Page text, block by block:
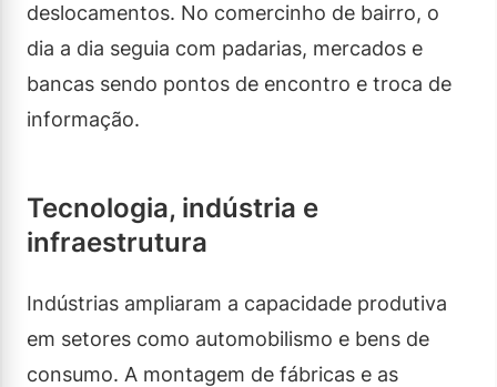
deslocamentos. No comercinho de bairro, o
dia a dia seguia com padarias, mercados e
bancas sendo pontos de encontro e troca de
informação.
Tecnologia, indústria e
infraestrutura
Indústrias ampliaram a capacidade produtiva
em setores como automobilismo e bens de
consumo. A montagem de fábricas e as